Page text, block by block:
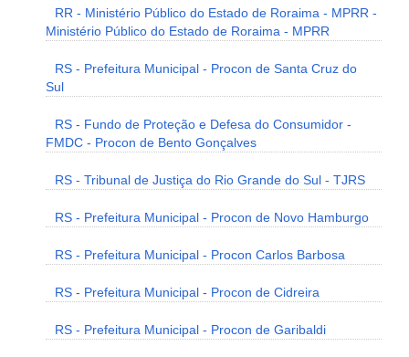
RR - Ministério Público do Estado de Roraima - MPRR -
Ministério Público do Estado de Roraima - MPRR
RS - Prefeitura Municipal - Procon de Santa Cruz do
Sul
RS - Fundo de Proteção e Defesa do Consumidor -
FMDC - Procon de Bento Gonçalves
RS - Tribunal de Justiça do Rio Grande do Sul - TJRS
RS - Prefeitura Municipal - Procon de Novo Hamburgo
RS - Prefeitura Municipal - Procon Carlos Barbosa
RS - Prefeitura Municipal - Procon de Cidreira
RS - Prefeitura Municipal - Procon de Garibaldi